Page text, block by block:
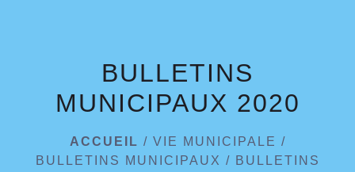
BULLETINS
MUNICIPAUX 2020
ACCUEIL / VIE MUNICIPALE /
BULLETINS MUNICIPAUX / BULLETINS